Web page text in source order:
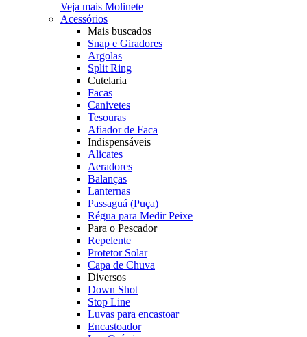
Veja mais Molinete
Acessórios
Mais buscados
Snap e Giradores
Argolas
Split Ring
Cutelaria
Facas
Canivetes
Tesouras
Afiador de Faca
Indispensáveis
Alicates
Aeradores
Balanças
Lanternas
Passaguá (Puça)
Régua para Medir Peixe
Para o Pescador
Repelente
Protetor Solar
Capa de Chuva
Diversos
Down Shot
Stop Line
Luvas para encastoar
Encastoador